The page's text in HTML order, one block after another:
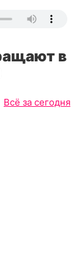
в
Всё за сегодня